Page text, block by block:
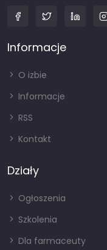
Informacje
O izbie
Informacje
RSS
Kontakt
Działy
Ogłoszenia
Szkolenia
Dla farmaceuty